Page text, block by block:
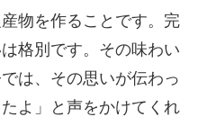
物を作ることです。完
格別です。その味わい
は、その思いが伝わっ
よ」と声をかけてくれ